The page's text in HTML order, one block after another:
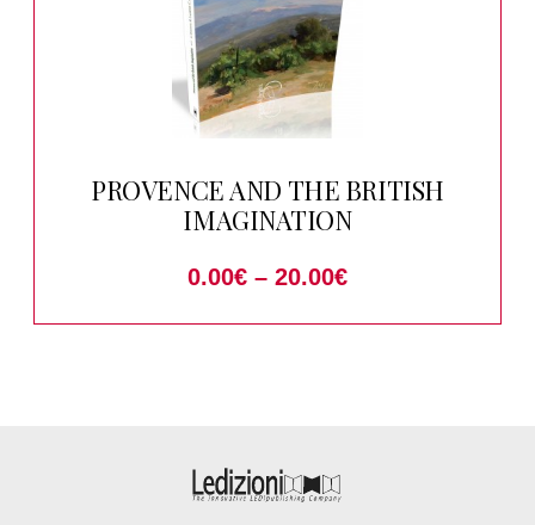
PROVENCE AND THE BRITISH
IMAGINATION
0.00€ – 20.00€